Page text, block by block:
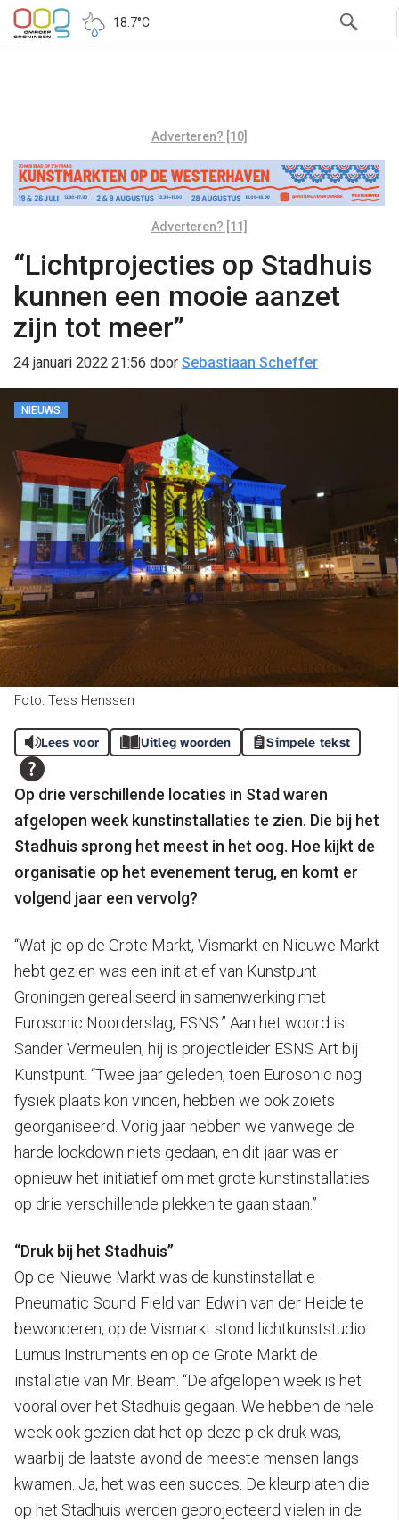
18.7°C
Adverteren? [10]
Adverteren? [11]
“Lichtprojecties op Stadhuis
kunnen een mooie aanzet
zijn tot meer”
24 januari 2022 21:56 door Sebastiaan Scheffer
NIEUWS
Foto: Tess Henssen
Lees voor Uitleg woorden Simpele tekst
Op drie verschillende locaties in Stad waren
afgelopen week kunstinstallaties te zien. Die bij het
Stadhuis sprong het meest in het oog. Hoe kijkt de
organisatie op het evenement terug, en komt er
volgend jaar een vervolg?
“Wat je op de Grote Markt, Vismarkt en Nieuwe Markt
hebt gezien was een initiatief van Kunstpunt
Groningen gerealiseerd in samenwerking met
Eurosonic Noorderslag, ESNS.” Aan het woord is
Sander Vermeulen, hij is projectleider ESNS Art bij
Kunstpunt. “Twee jaar geleden, toen Eurosonic nog
fysiek plaats kon vinden, hebben we ook zoiets
georganiseerd. Vorig jaar hebben we vanwege de
harde lockdown niets gedaan, en dit jaar was er
opnieuw het initiatief om met grote kunstinstallaties
op drie verschillende plekken te gaan staan.”
“Druk bij het Stadhuis”
Op de Nieuwe Markt was de kunstinstallatie
Pneumatic Sound Field van Edwin van der Heide te
bewonderen, op de Vismarkt stond lichtkunststudio
Lumus Instruments en op de Grote Markt de
installatie van Mr. Beam. “De afgelopen week is het
vooral over het Stadhuis gegaan. We hebben de hele
week ook gezien dat het op deze plek druk was,
waarbij de laatste avond de meeste mensen langs
kwamen. Ja, het was een succes. De kleurplaten die
op het Stadhuis werden geprojecteerd vielen in de